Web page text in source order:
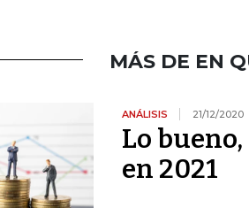
MÁS DE EN
ANÁLISIS 21/12/2020
Lo
en 2021